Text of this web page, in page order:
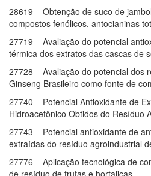
28619 Obtenção de suco de
compostos fenólicos, antocianinas
27719 Avaliação do potencial
térmica dos extratos das cascas de
27728 Avaliação do potencial dos
Ginseng Brasileiro como fonte de
27740 Potencial Antioxidante de
Hidroacetônico Obtidos do Resíduo
27743 Potencial antioxidante de
extraídas do resíduo agroindustrial
27776 Aplicação tecnológica de
de resíduo de frutas e hortaliças